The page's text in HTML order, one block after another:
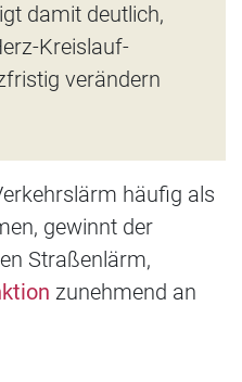
damit deutlich,
Kreislauf-
verändern
häufig als
gewinnt der
Straßenlärm,
zunehmend an